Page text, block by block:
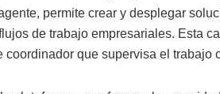
permite crear y desplegar
de trabajo empresariales. Esta
coordinador que supervisa el trabajo